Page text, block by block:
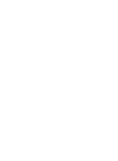
sector